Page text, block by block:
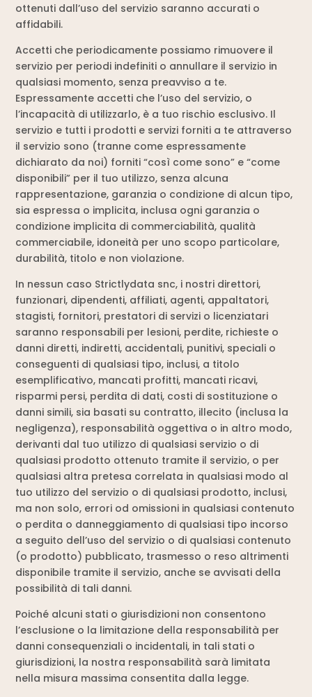
ottenuti dall’uso del servizio saranno accurati o
affidabili.
Accetti che periodicamente possiamo rimuovere il
servizio per periodi indefiniti o annullare il servizio in
qualsiasi momento, senza preavviso a te.
Espressamente accetti che l’uso del servizio, o
l’incapacità di utilizzarlo, è a tuo rischio esclusivo. Il
servizio e tutti i prodotti e servizi forniti a te attraverso
il servizio sono (tranne come espressamente
dichiarato da noi) forniti “così come sono” e “come
disponibili” per il tuo utilizzo, senza alcuna
rappresentazione, garanzia o condizione di alcun tipo,
sia espressa o implicita, inclusa ogni garanzia o
condizione implicita di commerciabilità, qualità
commerciabile, idoneità per uno scopo particolare,
durabilità, titolo e non violazione.
In nessun caso Strictlydata snc, i nostri direttori,
funzionari, dipendenti, affiliati, agenti, appaltatori,
stagisti, fornitori, prestatori di servizi o licenziatari
saranno responsabili per lesioni, perdite, richieste o
danni diretti, indiretti, accidentali, punitivi, speciali o
conseguenti di qualsiasi tipo, inclusi, a titolo
esemplificativo, mancati profitti, mancati ricavi,
risparmi persi, perdita di dati, costi di sostituzione o
danni simili, sia basati su contratto, illecito (inclusa la
negligenza), responsabilità oggettiva o in altro modo,
derivanti dal tuo utilizzo di qualsiasi servizio o di
qualsiasi prodotto ottenuto tramite il servizio, o per
qualsiasi altra pretesa correlata in qualsiasi modo al
tuo utilizzo del servizio o di qualsiasi prodotto, inclusi,
ma non solo, errori od omissioni in qualsiasi contenuto
o perdita o danneggiamento di qualsiasi tipo incorso
a seguito dell’uso del servizio o di qualsiasi contenuto
(o prodotto) pubblicato, trasmesso o reso altrimenti
disponibile tramite il servizio, anche se avvisati della
possibilità di tali danni.
Poiché alcuni stati o giurisdizioni non consentono
l’esclusione o la limitazione della responsabilità per
danni consequenziali o incidentali, in tali stati o
giurisdizioni, la nostra responsabilità sarà limitata
nella misura massima consentita dalla legge.